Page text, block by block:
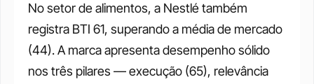
No setor de alimentos, a Nestlé também
registra BTI 61, superando a média de mercado
(44). A marca apresenta desempenho sólido
nos três pilares — execução (65), relevância